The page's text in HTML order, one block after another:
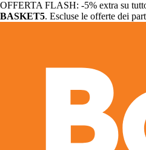
OFFERTA FLASH: -5% extra su
BASKET5. Escluse le offerte dei